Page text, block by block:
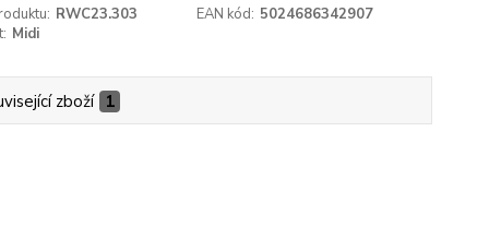
RWC23.303 EAN kód: 5024686342907
Midi
zboží 1